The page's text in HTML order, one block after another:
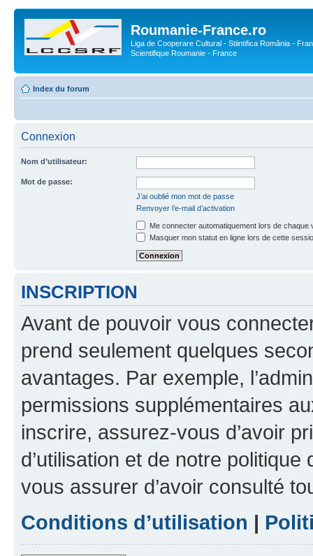
Roumanie-France.ro
Liga de Cooperare Cultural - Stiintifica România -
Scientifique Roumanie - France
Index du forum
Connexion
Nom d’utilisateur:
Mot de passe:
J’ai oublié mon mot de passe
Renvoyer l’e-mail d’activation
Me connecter automatiquement lors de chaque
Masquer mon statut en ligne lors de cette
INSCRIPTION
Avant de pouvoir vous
prend seulement quelques
avantages. Par exemple,
permissions supplémentaires
inscrire, assurez-vous d’avoir
d’utilisation et de notre
vous assurer d’avoir consulté
Conditions d’utilisation |